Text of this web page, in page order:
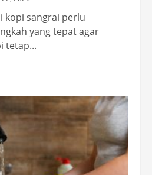
kopi sangrai perlu
yang tepat agar
tetap...